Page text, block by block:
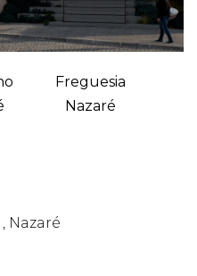
Freguesia
Nazaré
Nazaré